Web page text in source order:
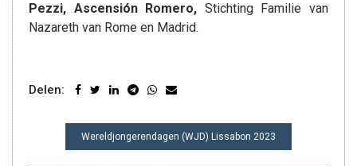
Pezzi, Ascensión Romero, Stichting Familie van
Nazareth van Rome en Madrid.
Delen:
BERICHT
NAVIGATIE
Wereldjongerendagen (WJD) Lissabon 2023